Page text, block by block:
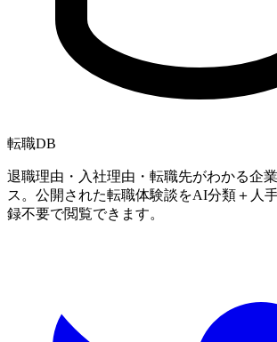
転職DB
退職理由・入社理由・転職先がわかる企
ス。公開された転職体験談をAI分類＋人
録不要で閲覧できます。